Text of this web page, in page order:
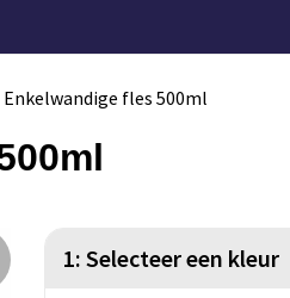
Enkelwandige fles 500ml
1: Selecteer een kleur